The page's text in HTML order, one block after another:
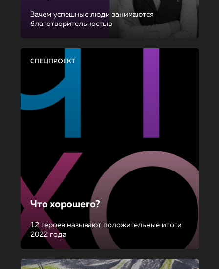
Зачем успешные люди занимаются
благотворительностью
СПЕЦПРОЕКТ
Что хорошего?
12 героев называют положительные итоги
2022 года